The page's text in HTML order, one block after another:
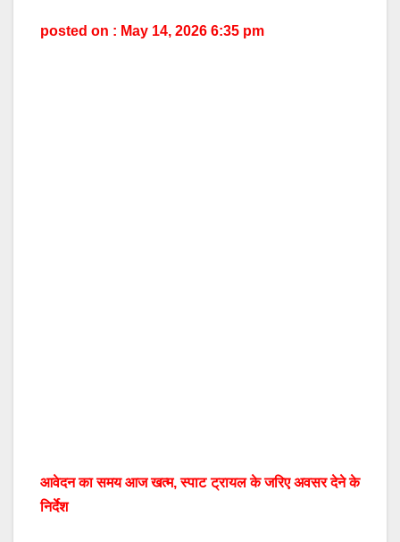
posted on : May 14, 2026 6:35 pm
आवेदन का समय आज खत्म, स्पाट ट्रायल के जरिए अवसर देने के
निर्देश